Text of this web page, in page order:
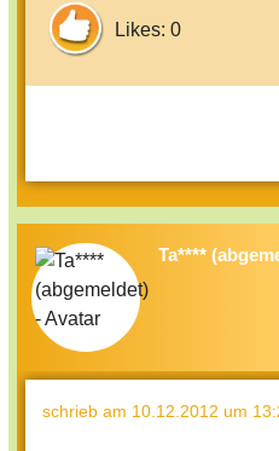
Likes: 0
Ta****
schrieb am 10.12.2012 um